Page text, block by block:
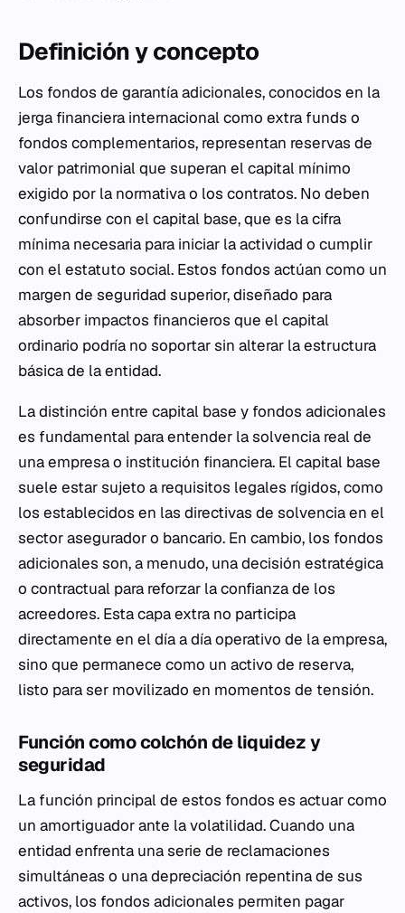
Definición y concepto
Los fondos de garantía adicionales, conocidos en la
jerga financiera internacional como extra funds o
fondos complementarios, representan reservas de
valor patrimonial que superan el capital mínimo
exigido por la normativa o los contratos. No deben
confundirse con el capital base, que es la cifra
mínima necesaria para iniciar la actividad o cumplir
con el estatuto social. Estos fondos actúan como un
margen de seguridad superior, diseñado para
absorber impactos financieros que el capital
ordinario podría no soportar sin alterar la estructura
básica de la entidad.
La distinción entre capital base y fondos adicionales
es fundamental para entender la solvencia real de
una empresa o institución financiera. El capital base
suele estar sujeto a requisitos legales rígidos, como
los establecidos en las directivas de solvencia en el
sector asegurador o bancario. En cambio, los fondos
adicionales son, a menudo, una decisión estratégica
o contractual para reforzar la confianza de los
acreedores. Esta capa extra no participa
directamente en el día a día operativo de la empresa,
sino que permanece como un activo de reserva,
listo para ser movilizado en momentos de tensión.
Función como colchón de liquidez y
seguridad
La función principal de estos fondos es actuar como
un amortiguador ante la volatilidad. Cuando una
entidad enfrenta una serie de reclamaciones
simultáneas o una depreciación repentina de sus
activos, los fondos adicionales permiten pagar